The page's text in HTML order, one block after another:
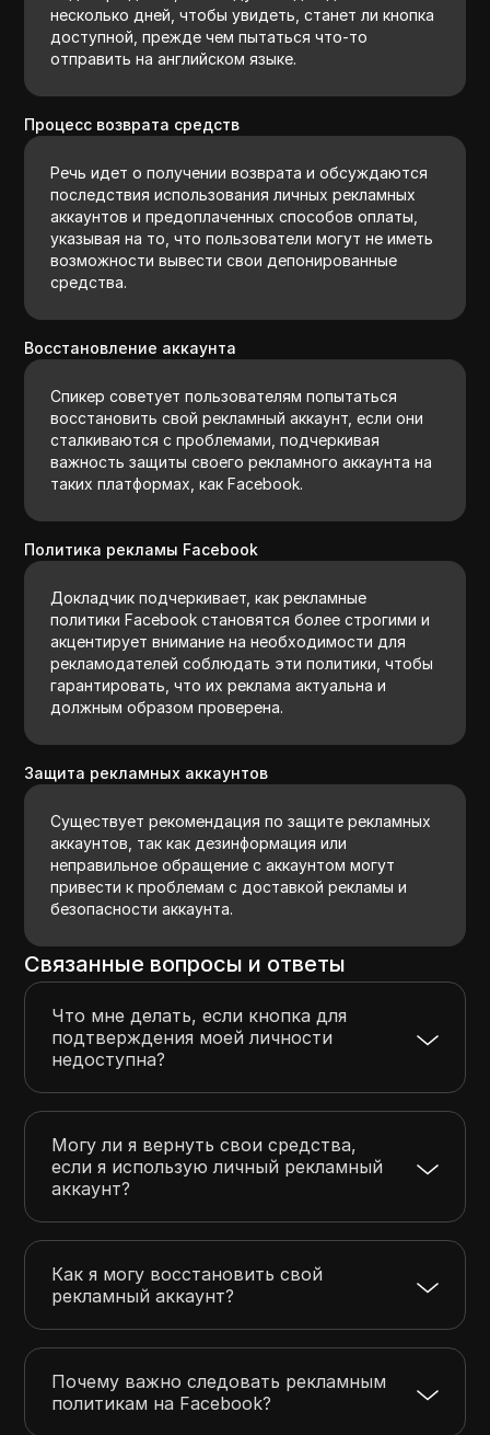
несколько дней, чтобы увидеть, станет ли кнопка
доступной, прежде чем пытаться что-то
отправить на английском языке.
Процесс возврата средств
Речь идет о получении возврата и обсуждаются
последствия использования личных рекламных
аккаунтов и предоплаченных способов оплаты,
указывая на то, что пользователи могут не иметь
возможности вывести свои депонированные
средства.
Восстановление аккаунта
Спикер советует пользователям попытаться
восстановить свой рекламный аккаунт, если они
сталкиваются с проблемами, подчеркивая
важность защиты своего рекламного аккаунта на
таких платформах, как Facebook.
Политика рекламы Facebook
Докладчик подчеркивает, как рекламные
политики Facebook становятся более строгими и
акцентирует внимание на необходимости для
рекламодателей соблюдать эти политики, чтобы
гарантировать, что их реклама актуальна и
должным образом проверена.
Защита рекламных аккаунтов
Существует рекомендация по защите рекламных
аккаунтов, так как дезинформация или
неправильное обращение с аккаунтом могут
привести к проблемам с доставкой рекламы и
безопасности аккаунта.
Связанные вопросы и ответы
Что мне делать, если кнопка для
подтверждения моей личности
недоступна?
Могу ли я вернуть свои средства,
если я использую личный рекламный
аккаунт?
Как я могу восстановить свой
рекламный аккаунт?
Почему важно следовать рекламным
политикам на Facebook?